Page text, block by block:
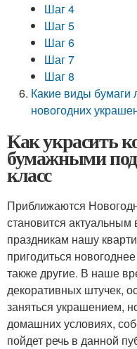
Шаг 4
Шаг 5
Шаг 6
Шаг 7
Шаг 8
Какие виды бумаги
новогодних
Как украсить
бумажными
класс
Приближаются
становится актуальным
праздникам нашу
пригодиться
также другие. В наше
декоративных штучек,
заняться украшением,
домашних условиях,
пойдет речь в данной